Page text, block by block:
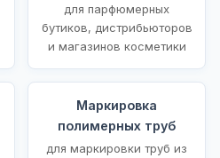
для парфюмерных
бутиков, дистрибьюторов
и магазинов косметики
Маркировка
полимерных труб
для маркировки труб из